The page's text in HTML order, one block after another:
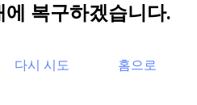
에 복구하겠습니다.
다시 시도 홈으로